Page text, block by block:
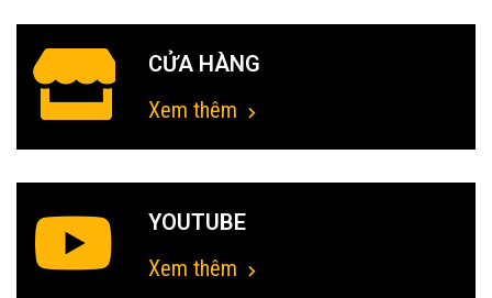
CỬA HÀNG
Xem thêm
YOUTUBE
Xem thêm